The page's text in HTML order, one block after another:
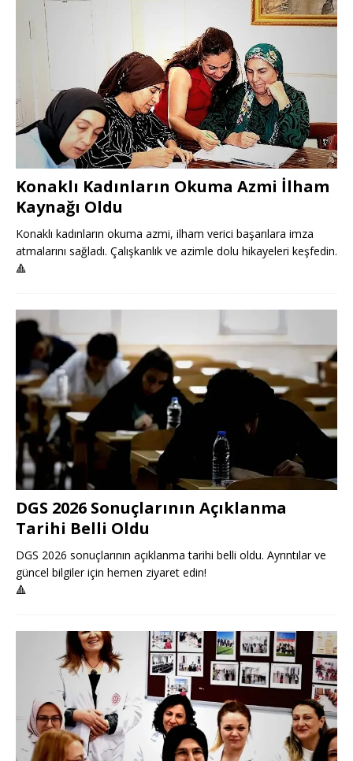
Konaklı Kadınların Okuma Azmi İlham
Kaynağı Oldu
Konaklı kadınların okuma azmi, ilham verici başarılara imza
atmalarını sağladı. Çalışkanlık ve azimle dolu hikayeleri keşfedin.
🔺
DGS 2026 Sonuçlarının Açıklanma
Tarihi Belli Oldu
DGS 2026 sonuçlarının açıklanma tarihi belli oldu. Ayrıntılar ve
güncel bilgiler için hemen ziyaret edin!
🔺